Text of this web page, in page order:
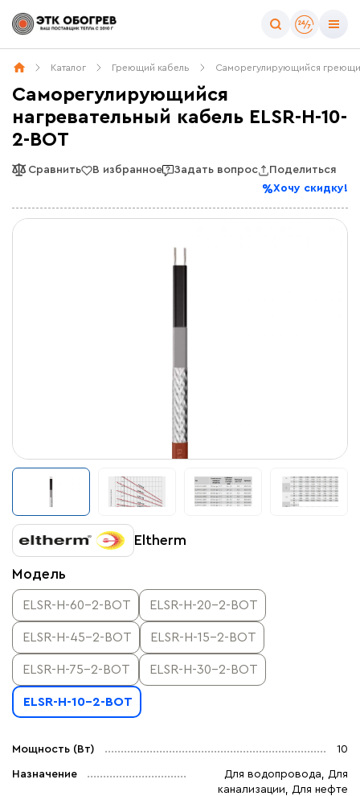
Каталог Греющий кабель Саморегулирующийся
Саморегулирующийся
нагревательный кабель ELSR-H-10-
2-BOT
Сравнить В избранное Задать вопрос
Поделиться
Хочу скидку!
Eltherm
Модель
ELSR-H-60-2-BOT ELSR-H-20-2-BOT
ELSR-H-45-2-BOT ELSR-H-15-2-BOT
ELSR-H-75-2-BOT ELSR-H-30-2-BOT
ELSR-H-10-2-BOT
Мощность (Вт) 10
Назначение
Для водопровода, Для
канализации, Для нефте